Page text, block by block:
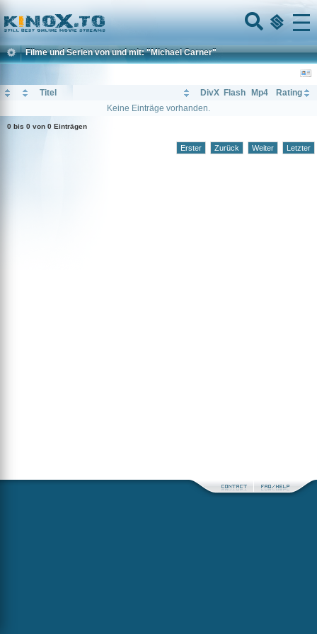
Home
Menu
Filme und Serien von und mit: "Michael Carner"
Titel DivX Flash Mp4
Rating
Keine Einträge vorhanden.
0 bis 0 von 0 Einträgen
Erster Zurück Weiter Letzter